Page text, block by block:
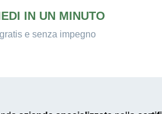
IN UN MINUTO
e senza impegno